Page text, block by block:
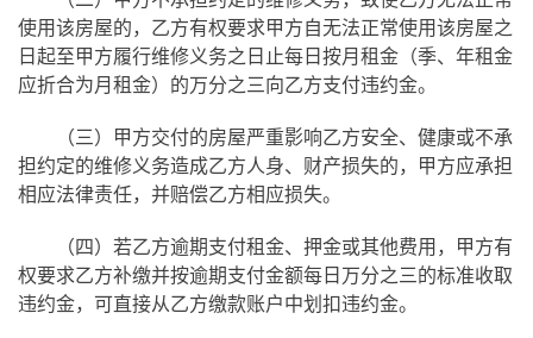
使用该房屋的，乙方有权要求甲方自无法正常使用该房屋之
日起至甲方履行维修义务之日止每日按月租金（季、年租金
应折合为月租金）的万分之三向乙方支付违约金。
（三）甲方交付的房屋严重影响乙方安全、健康或不承
担约定的维修义务造成乙方人身、财产损失的，甲方应承担
相应法律责任，并赔偿乙方相应损失。
（四）若乙方逾期支付租金、押金或其他费用，甲方有
权要求乙方补缴并按逾期支付金额每日万分之三的标准收取
违约金，可直接从乙方缴款账户中划扣违约金。